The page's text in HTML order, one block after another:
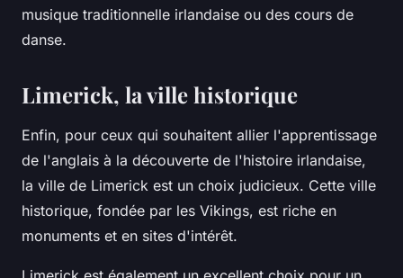
musique traditionnelle irlandaise ou des cours de
danse.
Limerick, la ville historique
Enfin, pour ceux qui souhaitent allier l'apprentissage
de l'anglais à la découverte de l'histoire irlandaise,
la ville de Limerick est un choix judicieux. Cette ville
historique, fondée par les Vikings, est riche en
monuments et en sites d'intérêt.